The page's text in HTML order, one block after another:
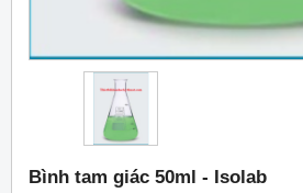
Bình tam giác 50ml - Isolab